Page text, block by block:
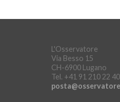
L'Osservatore
Via Besso 15
CH-6900 Lugano
Tel. +41 91 210 22 40